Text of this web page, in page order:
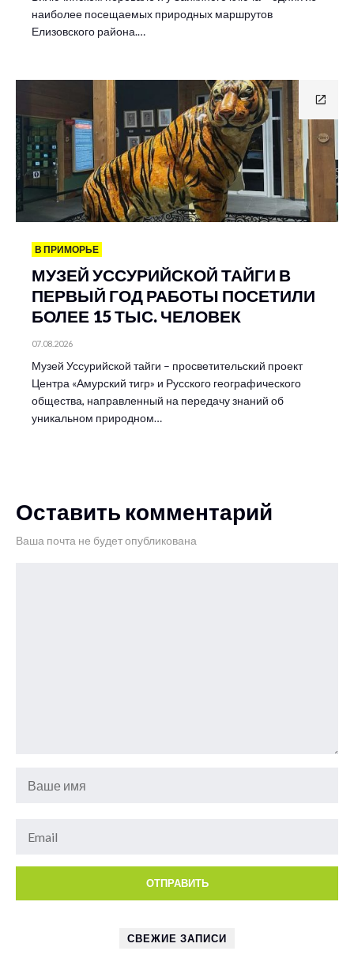
наиболее посещаемых природных маршрутов
Елизовского района.…
В ПРИМОРЬЕ
МУЗЕЙ УССУРИЙСКОЙ ТАЙГИ В
ПЕРВЫЙ ГОД РАБОТЫ ПОСЕТИЛИ
БОЛЕЕ 15 ТЫС. ЧЕЛОВЕК
07.08.2026
Музей Уссурийской тайги – просветительский проект
Центра «Амурский тигр» и Русского географического
общества, направленный на передачу знаний об
уникальном природном…
Оставить комментарий
Ваша почта не будет опубликована
СВЕЖИЕ ЗАПИСИ